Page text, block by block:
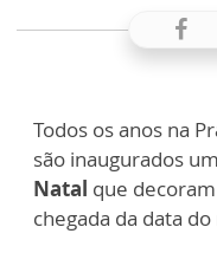
Todos os anos na
são inaugurados um
Natal que
chegada da data